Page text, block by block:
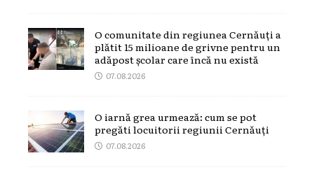
O comunitate din regiunea Cernăuți a
plătit 15 milioane de grivne pentru un
adăpost școlar care încă nu există
07.08.2026
O iarnă grea urmează: cum se pot
pregăti locuitorii regiunii Cernăuți
07.08.2026